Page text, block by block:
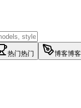
热门热门 博客博客